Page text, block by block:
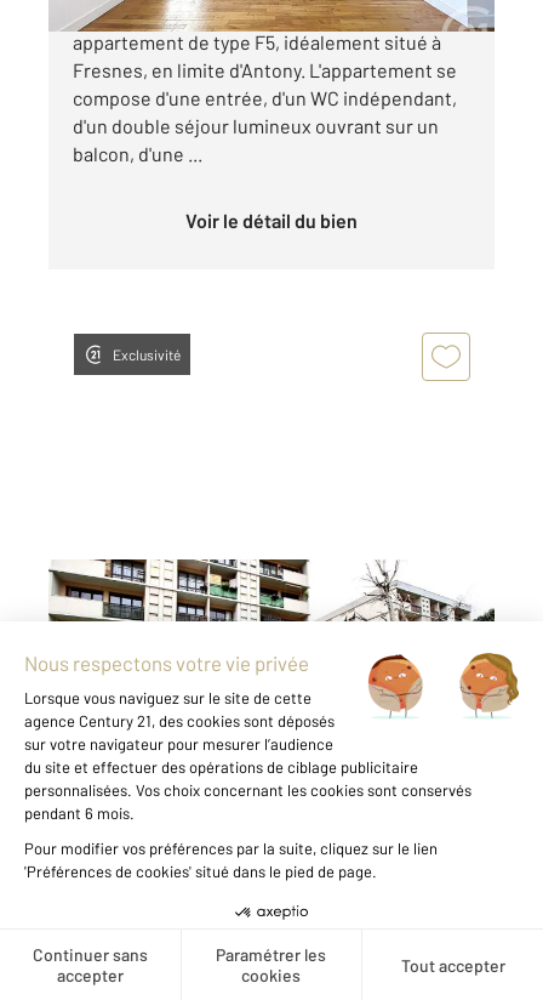
Créer une alerte
CENTURY 21 Eureka vous propose cet
appartement de type F5, idéalement situé à
Fresnes, en limite d'Antony. L'appartement se
compose d'une entrée, d'un WC indépendant,
d'un double séjour lumineux ouvrant sur un
balcon, d'une ...
Voir le détail du bien
Exclusivité
FRESNES 94
71,41 m2, 4 pièces
Appartement F4 à vendre
235 000 €
Visiter le site dédié
Dans une résidence sécurisée avec gardien,
CENTURY 21 Eureka vous propose cet
appartement de type F4 dans un petit
immeuble de 4 étages vendu avec parking
dernier étage, il se compose d ...